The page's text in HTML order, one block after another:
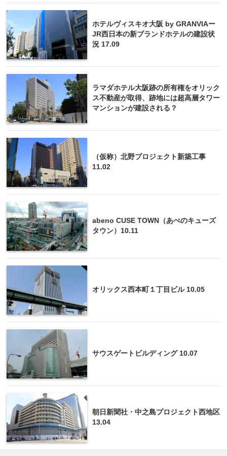
ホテルヴィスキオ大阪 by GRANVIAー
JR西日本の新ブランドホテルの建設状
況 17.09
ラマダホテル大阪跡の所有権をオリック
ス不動産が取得、跡地には超高層タワー
マンションが建設される？
（仮称）北野プロジェクト新築工事
11.02
abeno CUSE TOWN（あべのキューズ
タウン）10.11
オリックス西本町１丁目ビル 10.05
サウスゲートビルディング 10.07
朝日新聞社・中之島プロジェクト西地区
13.04